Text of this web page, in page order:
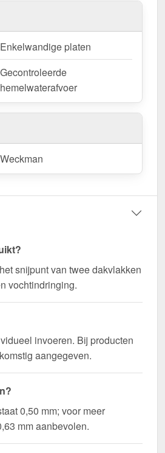
Enkelwandige platen
Gecontroleerde
hemelwaterafvoer
Weckman
snijpunt van twee dakvlakken
vochtindringing.
invoeren. Bij producten
aangegeven.
0,50 mm; voor meer
mm aanbevolen.